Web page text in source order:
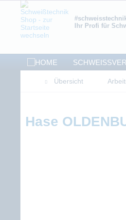
Ihr Profi für
Übersicht
Hase